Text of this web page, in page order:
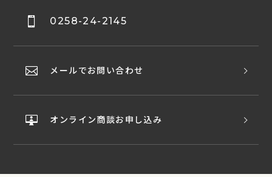
0258-24-2145
メールでお問い合わせ
オンライン商談お申し込み